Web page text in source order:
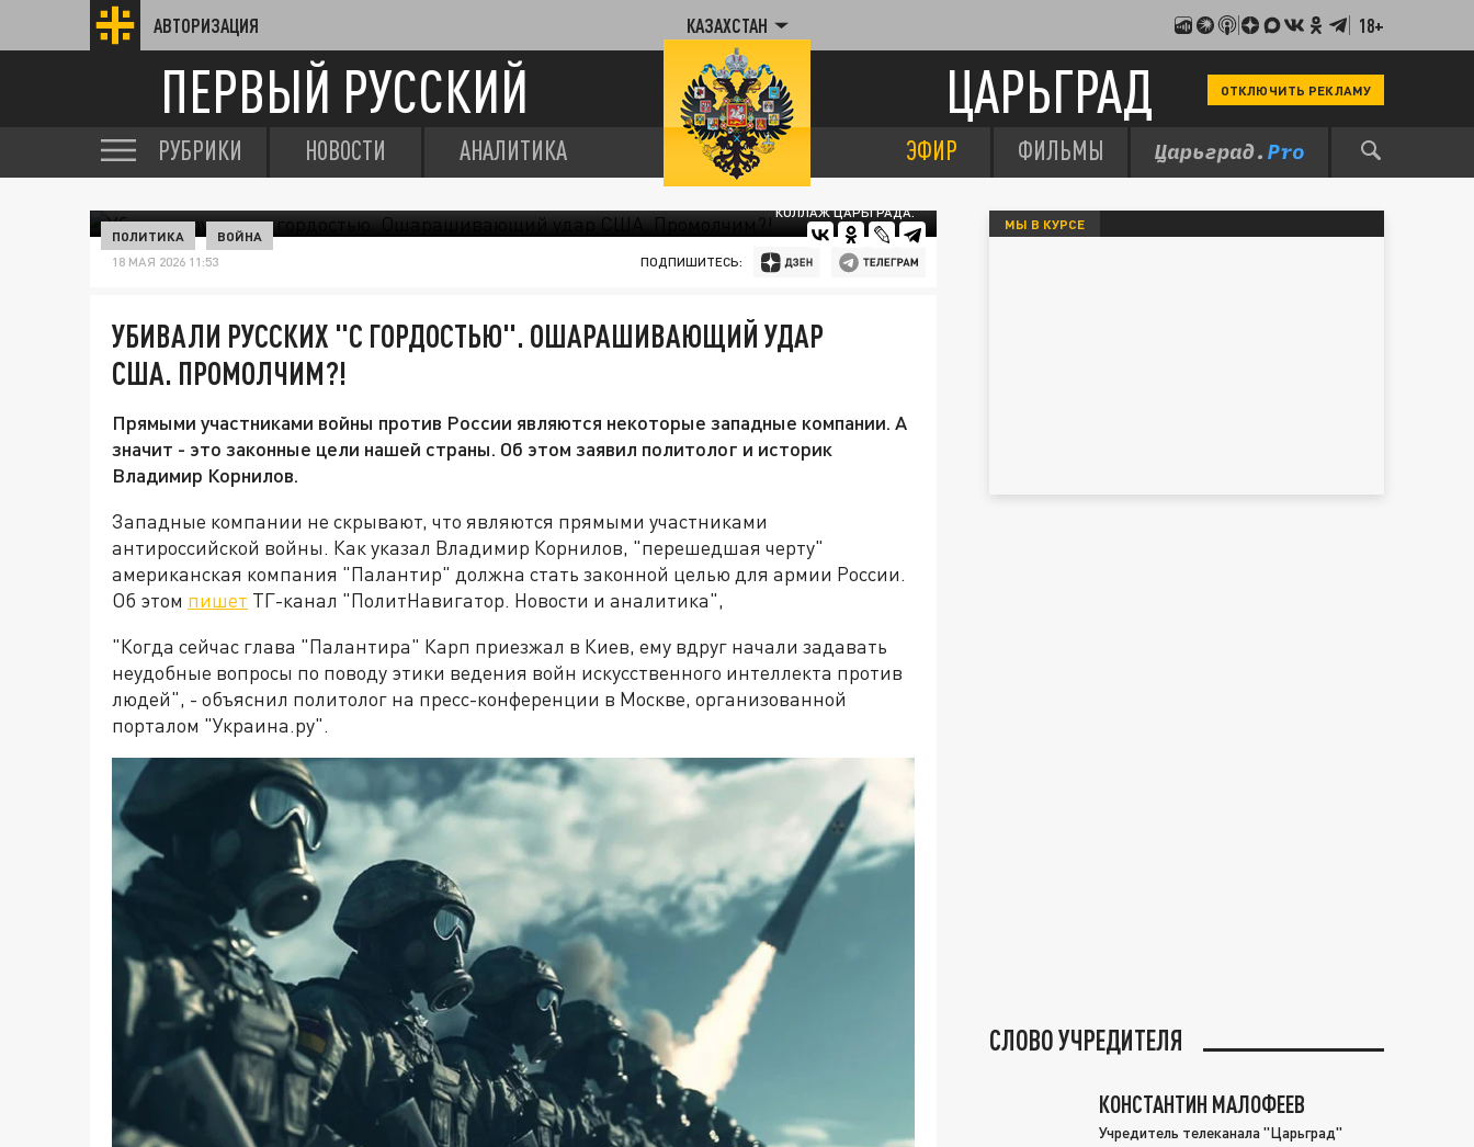
АВТОРИЗАЦИЯ КАЗАХСТАН 18+
ПЕРВЫЙ РУССКИЙ ЦАРЬГРАД ОТКЛЮЧИТЬ РЕКЛАМУ
РУБРИКИ НОВОСТИ АНАЛИТИКА ЭФИР ФИЛЬМЫ
КОЛЛАЖ ЦАРЬГРАДА.
ПОЛИТИКА ВОЙНА
18 МАЯ 2026 11:53 ПОДПИШИТЕСЬ:
УБИВАЛИ РУССКИХ "С ГОРДОСТЬЮ". ОШАРАШИВАЮЩИЙ УДАР
США. ПРОМОЛЧИМ?!
Прямыми участниками войны против России являются некоторые западные компании. А
значит - это законные цели нашей страны. Об этом заявил политолог и историк
Владимир Корнилов.
Западные компании не скрывают, что являются прямыми участниками
антироссийской войны. Как указал Владимир Корнилов, "перешедшая черту"
американская компания "Палантир" должна стать законной целью для армии России.
Об этом пишет ТГ-канал "ПолитНавигатор. Новости и аналитика",
"Когда сейчас глава "Палантира" Карп приезжал в Киев, ему вдруг начали задавать
неудобные вопросы по поводу этики ведения войн искусственного интеллекта против
людей", - объяснил политолог на пресс-конференции в Москве, организованной
порталом "Украина.ру".
МЫ В КУРСЕ
СЛОВО УЧРЕДИТЕЛЯ
КОНСТАНТИН МАЛОФЕЕВ
Учредитель телеканала "Царьград"